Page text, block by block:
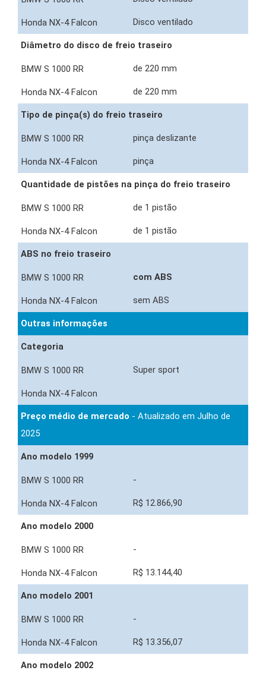
Disco ventilado
Diâmetro do disco de freio traseiro
de 220 mm
de 220 mm
Tipo de pinça(s) do freio traseiro
pinça deslizante
pinça
Quantidade de pistões na pinça do freio traseiro
de 1 pistão
de 1 pistão
ABS no freio traseiro
com ABS
sem ABS
Outras informações
Categoria
Super sport
Preço médio de mercado - Atualizado em Julho de
2025
Ano modelo 1999
-
R$ 12.866,90
Ano modelo 2000
-
R$ 13.144,40
Ano modelo 2001
-
R$ 13.356,07
Ano modelo 2002